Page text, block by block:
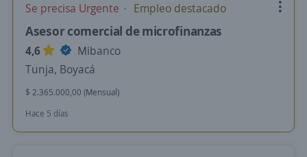
Se precisa Urgente Empleo destacado
Asesor comercial de microfinanzas
4,6
Mibanco
Tunja, Boyacá
$ 2.365.000,00 (Mensual)
Hace 5 días